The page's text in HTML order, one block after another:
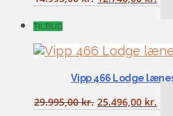
TILBUD
Vipp 466 Lodge
29.995,00kr. 25.496,00 kr.